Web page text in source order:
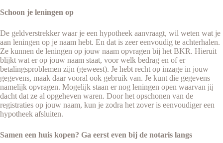
Schoon je leningen op
De geldverstrekker waar je een hypotheek aanvraagt, wil weten wat je
aan leningen op je naam hebt. En dat is zeer eenvoudig te achterhalen.
Ze kunnen de leningen op jouw naam opvragen bij het BKR. Hieruit
blijkt wat er op jouw naam staat, voor welk bedrag en of er
betalingsproblemen zijn (geweest). Je hebt recht op inzage in jouw
gegevens, maak daar vooral ook gebruik van. Je kunt die gegevens
namelijk opvragen. Mogelijk staan er nog leningen open waarvan jij
dacht dat ze al opgeheven waren. Door het opschonen van de
registraties op jouw naam, kun je zodra het zover is eenvoudiger een
hypotheek afsluiten.
Samen een huis kopen? Ga eerst even bij de notaris langs